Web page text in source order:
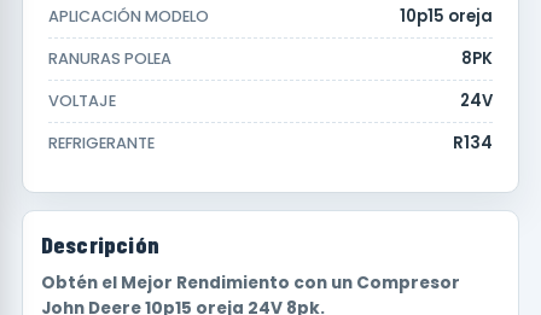
APLICACIÓN MODELO 10p15 oreja
RANURAS POLEA 8PK
VOLTAJE 24V
REFRIGERANTE R134
Descripción
Obtén el Mejor Rendimiento con un Compresor
John Deere 10p15 oreja 24V 8pk.